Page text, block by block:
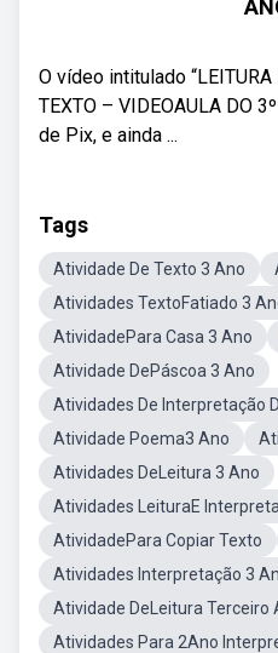
O vídeo intitulado “LEITURA
TEXTO – VIDEOAULA DO
de Pix, e ainda ...
Tags
Atividade De Texto 3 Ano
Atividades TextoFatiado 3
AtividadePara Casa 3 Ano
Atividade DePáscoa 3 Ano
Atividades De Interpretação
Atividade Poema3 Ano
Atividades DeLeitura 3 Ano
Atividades LeituraE
AtividadePara Copiar Texto
Atividades Interpretação 3
Atividade DeLeitura Terceiro
Atividades Para 2Ano